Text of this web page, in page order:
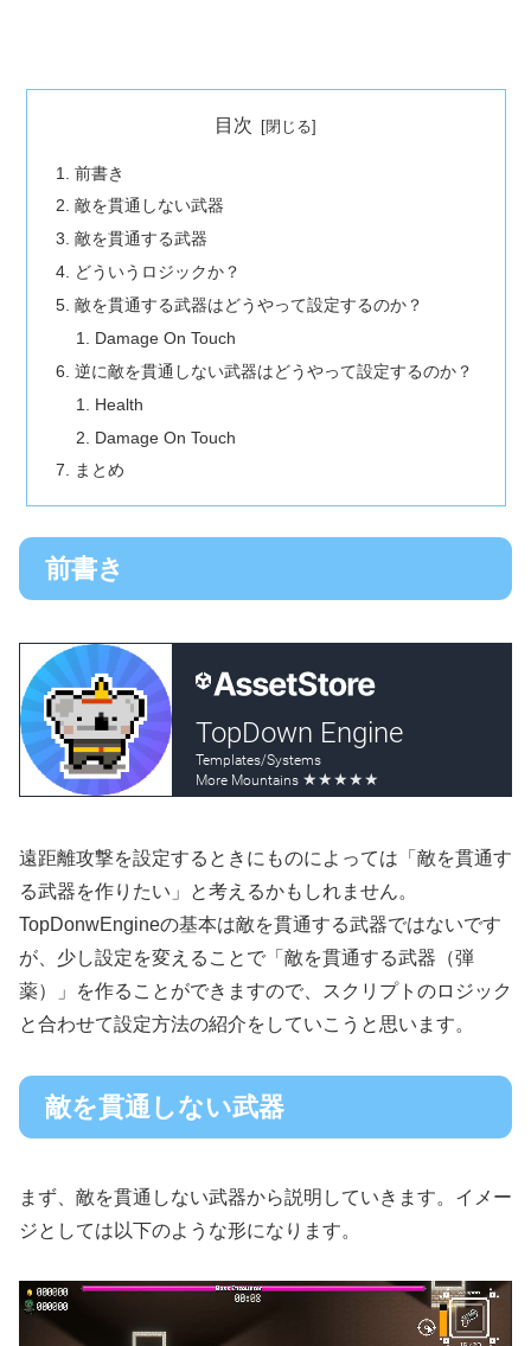
目次
前書き
敵を貫通しない武器
敵を貫通する武器
どういうロジックか？
敵を貫通する武器はどうやって設定するのか？
Damage On Touch
逆に敵を貫通しない武器はどうやって設定するのか？
Health
Damage On Touch
まとめ
前書き
遠距離攻撃を設定するときにものによっては「敵を貫通す
る武器を作りたい」と考えるかもしれません。
TopDonwEngineの基本は敵を貫通する武器ではないです
が、少し設定を変えることで「敵を貫通する武器（弾
薬）」を作ることができますので、スクリプトのロジック
と合わせて設定方法の紹介をしていこうと思います。
敵を貫通しない武器
まず、敵を貫通しない武器から説明していきます。イメー
ジとしては以下のような形になります。